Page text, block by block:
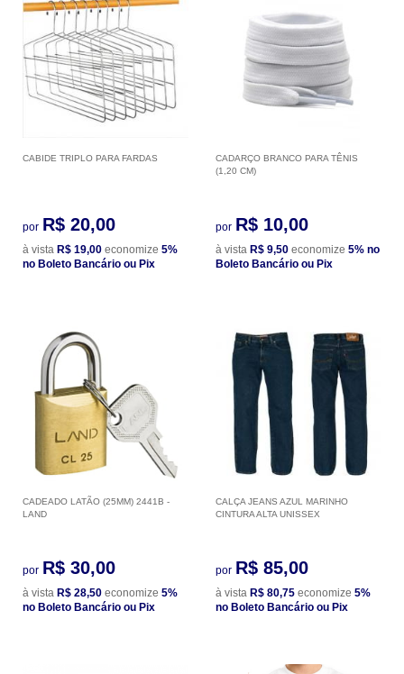
CABIDE TRIPLO PARA FARDAS
por R$ 20,00
à vista R$ 19,00 economize 5%
no Boleto Bancário ou Pix
CADARÇO BRANCO PARA TÊNIS
(1,20 CM)
por R$ 10,00
à vista R$ 9,50 economize 5% no
Boleto Bancário ou Pix
CADEADO LATÃO (25MM) 2441B -
LAND
por R$ 30,00
à vista R$ 28,50 economize 5%
no Boleto Bancário ou Pix
CALÇA JEANS AZUL MARINHO
CINTURA ALTA UNISSEX
por R$ 85,00
à vista R$ 80,75 economize 5%
no Boleto Bancário ou Pix